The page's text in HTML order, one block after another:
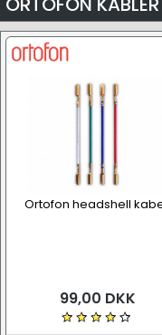
Ortofon headshell
99,00 DKK